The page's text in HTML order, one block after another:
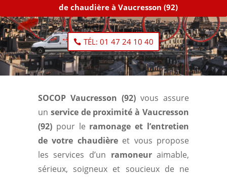
de chaudière à Vaucresson (92)
TÉL: 01 47 24 10 40
SOCOP Vaucresson (92) vous assure
un service de proximité à Vaucresson
(92)pour le ramonage et l’entretien
de votre chaudièreet vous propose
les services d’un ramoneuraimable,
sérieux, soigneux et soucieux de ne